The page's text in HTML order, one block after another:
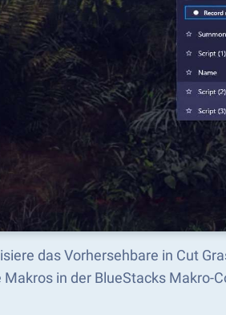
das Vorhersehbare in Cut
Makros in der BlueStacks Makro-